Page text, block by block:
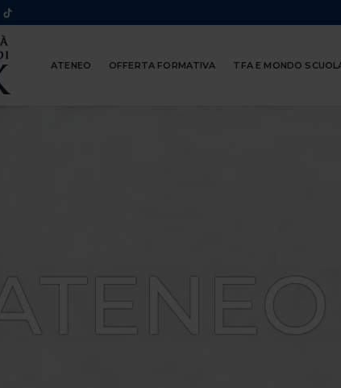
ATENEO OFFERTA FORMATIVA TFA E MONDO
ATENEO